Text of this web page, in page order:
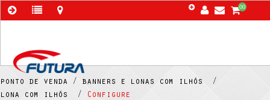
00
ponto de venda / banners e lonas com ilhós /
lona com ilhós /
Configure